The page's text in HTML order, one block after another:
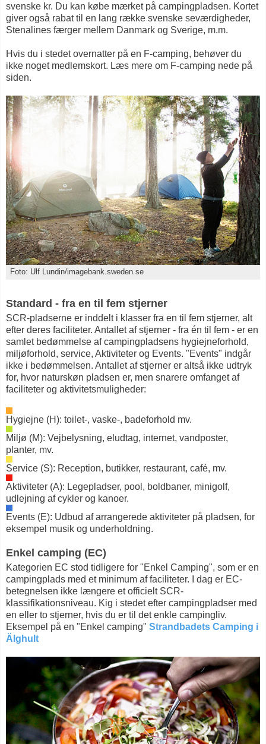
svenske kr. Du kan købe mærket på campingpladsen. Kortet
giver også rabat til en lang række svenske seværdigheder,
Stenalines færger mellem Danmark og Sverige, m.m.
Hvis du i stedet overnatter på en F-camping, behøver du
ikke noget medlemskort. Læs mere om F-camping nede på
siden.
Foto: Ulf Lundin/imagebank.sweden.se
Standard - fra en til fem stjerner
SCR-pladserne er inddelt i klasser fra en til fem stjerner, alt
efter deres faciliteter. Antallet af stjerner - fra én til fem - er en
samlet bedømmelse af campingpladsens hygiejneforhold,
miljøforhold, service, Aktiviteter og Events. "Events" indgår
ikke i bedømmelsen. Antallet af stjerner er altså ikke udtryk
for, hvor naturskøn pladsen er, men snarere omfanget af
faciliteter og aktivitetsmuligheder:
Hygiejne (H): toilet-, vaske-, badeforhold mv.
Miljø (M): Vejbelysning, eludtag, internet, vandposter,
planter, mv.
Service (S): Reception, butikker, restaurant, café, mv.
Aktiviteter (A): Legepladser, pool, boldbaner, minigolf,
udlejning af cykler og kanoer.
Events (E): Udbud af arrangerede aktiviteter på pladsen, for
eksempel musik og underholdning.
Enkel camping (EC)
Kategorien EC stod tidligere for "Enkel Camping", som er en
campingplads med et minimum af faciliteter. I dag er EC-
betegnelsen ikke længere et officielt SCR-
klassifikationsniveau. Kig i stedet efter campingpladser med
en eller to stjerner, hvis du er til det enkle campingliv.
Eksempel på en "Enkel camping" Strandbadets Camping i
Älghult